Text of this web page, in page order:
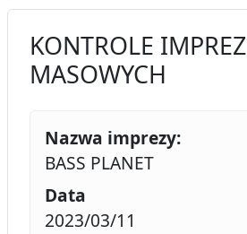
KONTROLE IMPREZ
MASOWYCH
Nazwa imprezy:
BASS PLANET
Data
2023/03/11